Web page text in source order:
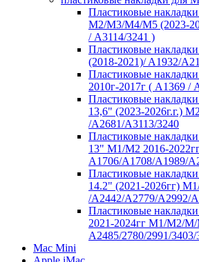
Пластиковые
M2/M3/M4/M5 (2023-
/ А3114/3241 )
Пластиковые
(2018-2021)/ A1932/
Пластиковые
2010г-2017г ( А1369 /
Пластиковые
13,6" (2023-2026г.г.)
/A2681/A3113/3240
Пластиковые
13" M1/M2 2016-
А1706/A1708/A1989/
Пластиковые
14.2" (2021-2026гг)
/A2442/A2779/A2992/
Пластиковые
2021-2024гг M1/M2/
А2485/2780/2991/3403/
Mac Mini